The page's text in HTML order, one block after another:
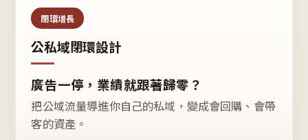
閉環增長
公私域閉環設計
廣告一停，業績就跟著歸零？
把公域流量導進你自己的私域，變成會回購、會帶
客的資產。